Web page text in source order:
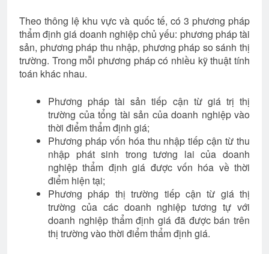
Theo thông lệ khu vực và quốc tế, có 3 phương pháp
thẩm định giá doanh nghiệp chủ yếu: phương pháp tài
sản, phương pháp thu nhập, phương pháp so sánh thị
trường. Trong mỗi phương pháp có nhiều kỹ thuật tính
toán khác nhau.
Phương pháp tài sản tiếp cận từ giá trị thị
trường của tổng tài sản của doanh nghiệp vào
thời điểm thẩm định giá;
Phương pháp vốn hóa thu nhập tiếp cận từ thu
nhập phát sinh trong tương lai của doanh
nghiệp thẩm định giá được vốn hóa về thời
điểm hiện tại;
Phương pháp thị trường tiếp cận từ giá thị
trường của các doanh nghiệp tương tự với
doanh nghiệp thẩm định giá đã được bán trên
thị trường vào thời điểm thẩm định giá.